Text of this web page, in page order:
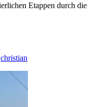
Etappen durch die
christian